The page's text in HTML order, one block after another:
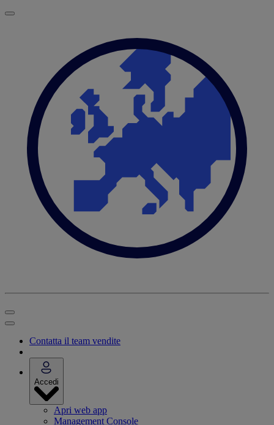
Contatta il team vendite
Accedi
Apri web app
Management Console